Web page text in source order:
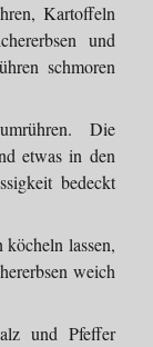
Kartoffeln
und
schmoren
Die
etwas in den
bedeckt
lassen,
weich
und Pfeffer